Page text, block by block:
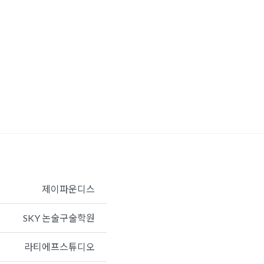
제이파운디스
SKY 논술구술학원
라티에프스튜디오